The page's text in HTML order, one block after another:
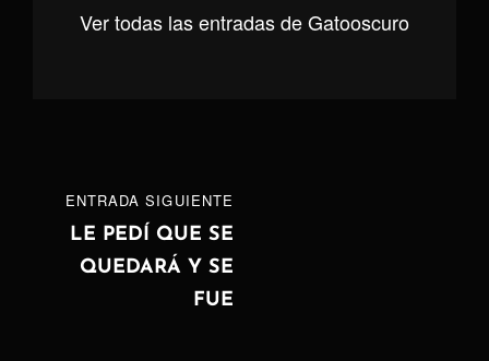
Ver todas las entradas de Gatooscuro
Navegación
entradas
ENTRADA
SIGUIENTE
ENTRADA SIGUIENTE
LE PEDÍ QUE SE
QUEDARÁ Y SE
FUE